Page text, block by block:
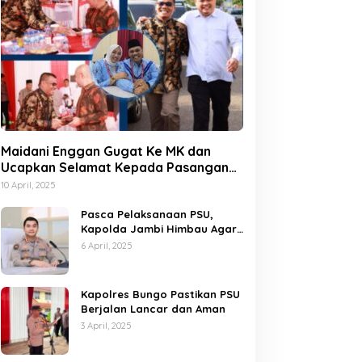
INFORMASI,NASIONAL,PERISTIWA, POLITIK
Prabowo : Sebagai Pejuang
Berjuang Untuk Memperbaiki
dan Bangsa
2019
Maidani Enggan Gugat Ke MK dan
Ucapkan Selamat Kepada Pasangan
Dedy-Dayat
10 April, 2025
Pasca Pelaksanaan PSU,
Kapolda Jambi Himbau Agar
Semua Pihak Jaga Situasi
6 April, 2025
Kapolres Bungo Pastikan PSU
Berjalan Lancar dan Aman
3 April, 2025